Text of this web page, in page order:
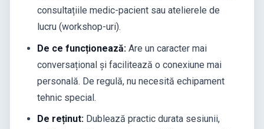
consultațiile medic-pacient sau atelierele de
lucru (workshop-uri).
De ce funcționează: Are un caracter mai
conversațional și facilitează o conexiune mai
personală. De regulă, nu necesită echipament
tehnic special.
De reținut: Dublează practic durata sesiunii,